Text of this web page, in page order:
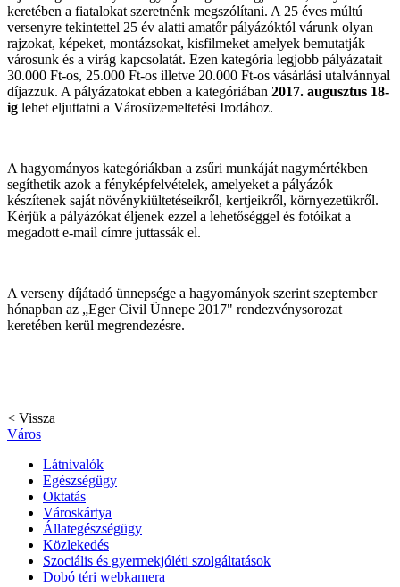
keretében a fiatalokat szeretnénk megszólítani. A 25 éves múltú
versenyre tekintettel 25 év alatti amatőr pályázóktól várunk olyan
rajzokat, képeket, montázsokat, kisfilmeket amelyek bemutatják
városunk és a virág kapcsolatát. Ezen kategória legjobb pályázatait
30.000 Ft-os, 25.000 Ft-os illetve 20.000 Ft-os vásárlási utalvánnyal
díjazzuk. A pályázatokat ebben a kategóriában 2017. augusztus 18-
ig lehet eljuttatni a Városüzemeltetési Irodához.
A hagyományos kategóriákban a zsűri munkáját nagymértékben
segíthetik azok a fényképfelvételek, amelyeket a pályázók
készítenek saját növénykiültetéseikről, kertjeikről, környezetükről.
Kérjük a pályázókat éljenek ezzel a lehetőséggel és fotóikat a
megadott e-mail címre juttassák el.
A verseny díjátadó ünnepsége a hagyományok szerint szeptember
hónapban az „Eger Civil Ünnepe 2017" rendezvénysorozat
keretében kerül megrendezésre.
< Vissza
Város
Látnivalók
Egészségügy
Oktatás
Városkártya
Állategészségügy
Közlekedés
Szociális és gyermekjóléti szolgáltatások
Dobó téri webkamera